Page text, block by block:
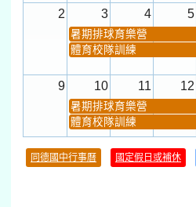
2 3 4 5
暑期排球育樂營
體育校隊訓練
9 10 11 12
暑期排球育樂營
體育校隊訓練
同德國中行事曆 國定假日或補休